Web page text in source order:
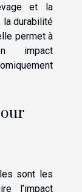
et la
la durabilité
permet à
impact
sont les
l’impact